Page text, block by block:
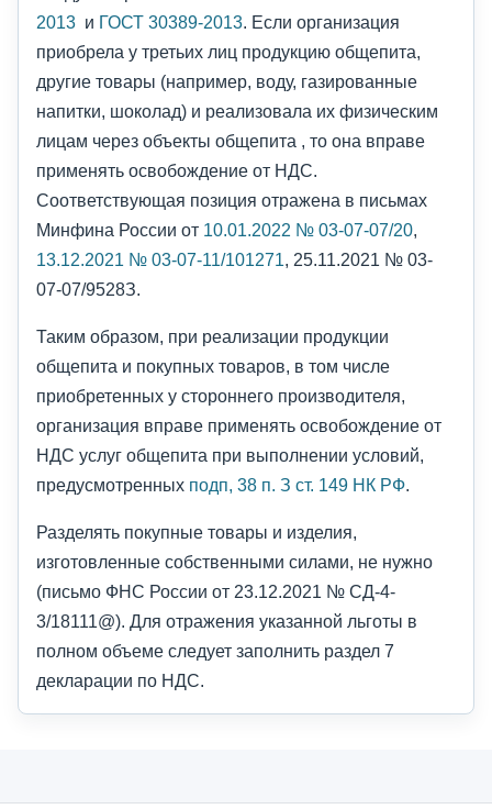
2013 и ГОСТ 30389-2013. Если организация
приобрела у третьих лиц продукцию общепита,
другие товары (например, воду, газированные
напитки, шоколад) и реализовала их физическим
лицам через объекты общепита , то она вправе
применять освобождение от НДС.
Соответствующая позиция отражена в письмах
Минфина России от 10.01.2022 № 03-07-07/20,
13.12.2021 № 03-07-11/101271, 25.11.2021 № 03-
07-07/9528З.
Таким образом, при реализации продукции
общепита и покупных товаров, в том числе
приобретенных у стороннего производителя,
организация вправе применять освобождение от
НДС услуг общепита при выполнении условий,
предусмотренных подп, 38 п. З ст. 149 НК РФ.
Разделять покупные товары и изделия,
изготовленные собственными силами, не нужно
(письмо ФНС России от 23.12.2021 № СД-4-
3/18111@). Для отражения указанной льготы в
полном объеме следует заполнить раздел 7
декларации по НДС.